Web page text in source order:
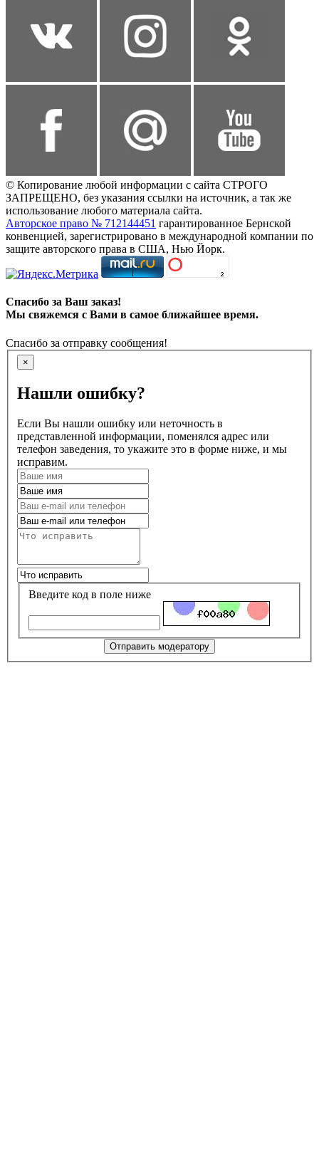
© Копирование любой информации с сайта СТРОГО
ЗАПРЕЩЕНО, без указания ссылки на источник, а так же
использование любого материала сайта.
Авторское право № 712144451 гарантированное Бернской
конвенцией, зарегистрировано в международной компании по
защите авторского права в США, Нью Йорк.
Спасибо за Ваш заказ!
Мы свяжемся с Вами в самое ближайшее время.
Спасибо за отправку сообщения!
×
Нашли ошибку?
Если Вы нашли ошибку или неточность в
представленной информации, поменялся адрес или
телефон заведения, то укажите это в форме ниже, и мы
исправим.
Введите код в поле ниже
Отправить модератору